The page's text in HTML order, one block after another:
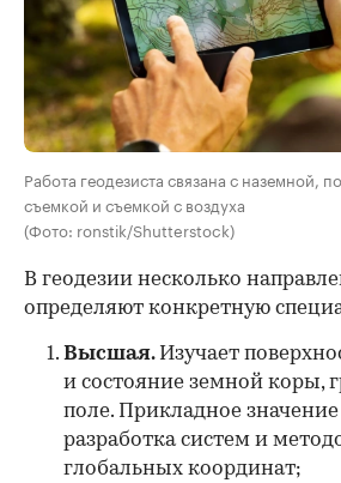
Работа геодезиста связана с наземной,
съемкой и съемкой с воздуха
(Фото: ronstik/Shutterstock)
В геодезии несколько
определяют конкретную
Высшая. Изучает
и состояние земной коры,
поле. Прикладное
разработка систем и
глобальных координат;